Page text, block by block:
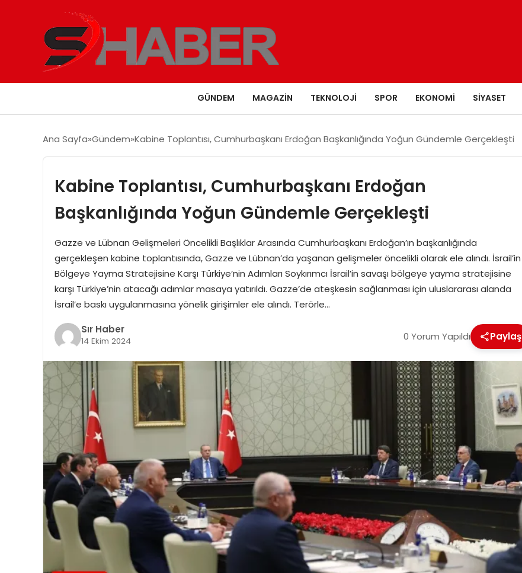
GÜNDEM MAGAZIN TEKNOLOJI SPOR EKONOMI SIYASET
Ana Sayfa Gündem Kabine Toplantısı, Cumhurbaşkanı Erdoğan Başkanlığında Yoğun Gündemle Gerçekleşti
Kabine Toplantısı, Cumhurbaşkanı Erdoğan
Başkanlığında Yoğun Gündemle Gerçekleşti
Gazze ve Lübnan Gelişmeleri Öncelikli Başlıklar Arasında Cumhurbaşkanı Erdoğan’ın başkanlığında
gerçekleşen kabine toplantısında, Gazze ve Lübnan’da yaşanan gelişmeler öncelikli olarak ele alındı. İsrail’in
Bölgeye Yayma Stratejisine Karşı Türkiye’nin Adımları Soykırımcı İsrail’in savaşı bölgeye yayma stratejisine
karşı Türkiye’nin atacağı adımlar masaya yatırıldı. Gazze’de ateşkesin sağlanması için uluslararası alanda
İsrail’e baskı uygulanmasına yönelik girişimler ele alındı. Terörle…
Sır Haber
14 Ekim 2024 0 Yorum Yapıldı Paylaş